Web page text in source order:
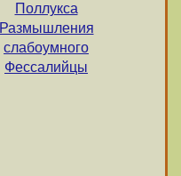
Поллукса
Размышления
слабоумного
Фессалийцы